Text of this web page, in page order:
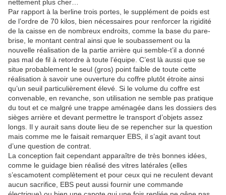
nettement plus cher…
Par rapport à la berline trois portes, le supplément de poids est
de l’ordre de 70 kilos, bien nécessaires pour renforcer la rigidité
de la caisse en de nombreux endroits, comme la base du pare-
brise, le montant central ainsi que le soubassement ou la
nouvelle réalisation de la partie arrière qui semble-t’il a donné
pas mal de fil à retordre à toute l’équipe. C’est là aussi que se
situe probablement le seul (gros) point faible de toute cette
réalisation à savoir une ouverture du coffre plutôt étroite ainsi
qu’un seuil particulièrement élevé. Si le volume du coffre est
convenable, en revanche, son utilisation ne semble pas pratique
du tout et ce malgré une trappe aménagée dans les dossiers des
sièges arrière et devant permettre le transport d’objets assez
longs. Il y aurait sans doute lieu de se repencher sur la question
mais comme me le faisait remarquer EBS, il s’agit avant tout
d’une question de contrat.
La conception fait cependant apparaître de très bonnes idées,
comme le guidage bien réalisé des vitres latérales (elles
s’escamotent complètement et pour ceux qui ne reculent devant
aucun sacrifice, EBS peut aussi fournir une commande